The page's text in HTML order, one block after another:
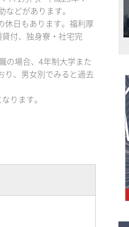
どがあります。
休日もあります。福利厚
付、独身寮・社宅完
の場合、4年制大学また
り、男女別でみると過去
ります。